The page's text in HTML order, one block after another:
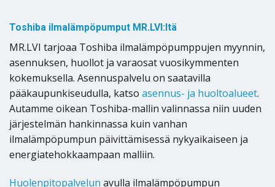
Toshiba ilmalämpöpumput MR.LVI:ltä
MR.LVI tarjoaa Toshiba ilmalämpöpumppujen myynnin,
asennuksen, huollot ja varaosat vuosikymmenten
kokemuksella. Asennuspalvelu on saatavilla
pääkaupunkiseudulla, katso asennus- ja huoltoalueet.
Autamme oikean Toshiba-mallin valinnassa niin uuden
järjestelmän hankinnassa kuin vanhan
ilmalämpöpumpun päivittämisessä nykyaikaiseen ja
energiatehokkaampaan malliin.
Huolenpitopalvelun avulla ilmalämpöpumpun